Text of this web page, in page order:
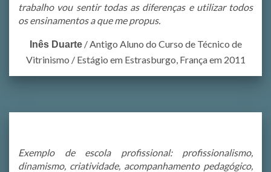
trabalho vou sentir todas as diferenças e utilizar todos
os ensinamentos a que me propus.
Inês Duarte / Antigo Aluno do Curso de Técnico de
Vitrinismo / Estágio em Estrasburgo, França em 2011
Exemplo de escola profissional: profissionalismo,
dinamismo, criatividade, acompanhamento pedagógico,